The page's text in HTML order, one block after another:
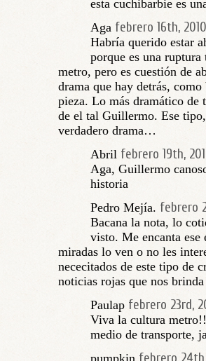
esta cuchibarbie es
Aga febrero 16th, 2010
Habría querido estar
porque es una
metro, pero es cuestión de
drama que hay detrás,
pieza. Lo más dramático de
de el tal Guillermo. Ese
verdadero drama…
Abril febrero 19th,
Aga, Guillermo
historia
Pedro Mejía. febrero
Bacana la nota, lo
visto. Me encanta ese
miradas lo ven o no les
nececitados de este tipo de
noticias rojas que nos
Paulap febrero 23rd,
Viva la cultura
medio de transporte,
pumpkin